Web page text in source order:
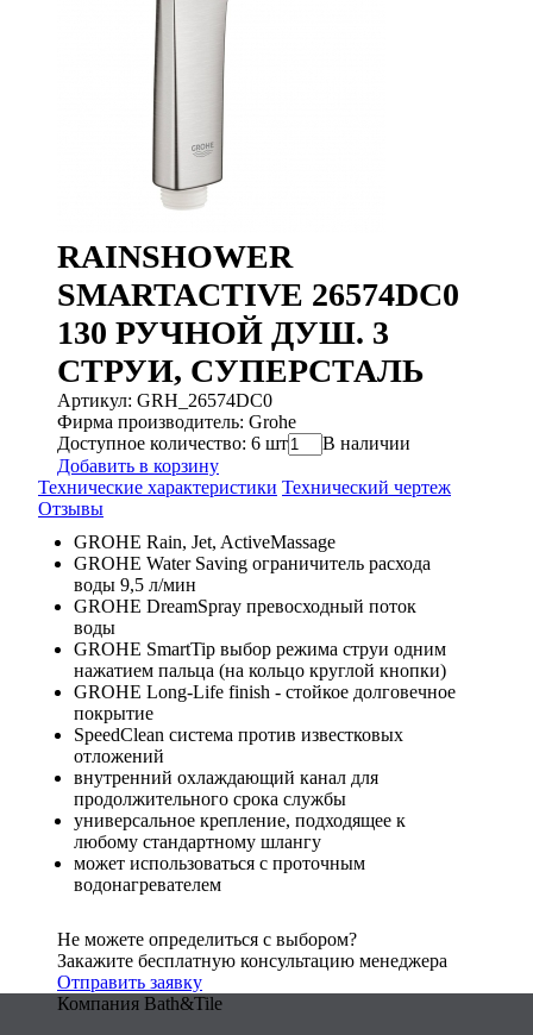
RAINSHOWER
SMARTACTIVE 26574DC0
130 РУЧНОЙ ДУШ. 3
СТРУИ, СУПЕРСТАЛЬ
Артикул: GRH_26574DC0
Фирма производитель: Grohe
Доступное количество: 6 шт
В наличии
Добавить в корзину
Технические характеристики Технический чертеж
Отзывы
GROHE Rain, Jet, ActiveMassage
GROHE Water Saving ограничитель расхода
воды 9,5 л/мин
GROHE DreamSpray превосходный поток
воды
GROHE SmartTip выбор режима струи одним
нажатием пальца (на кольцо круглой кнопки)
GROHE Long-Life finish - стойкое долговечное
покрытие
SpeedClean система против известковых
отложений
внутренний охлаждающий канал для
продолжительного срока службы
универсальное крепление, подходящее к
любому стандартному шлангу
может использоваться с проточным
водонагревателем
Не можете определиться с выбором?
Закажите бесплатную консультацию менеджера
Отправить заявку
Компания Bath&Tile